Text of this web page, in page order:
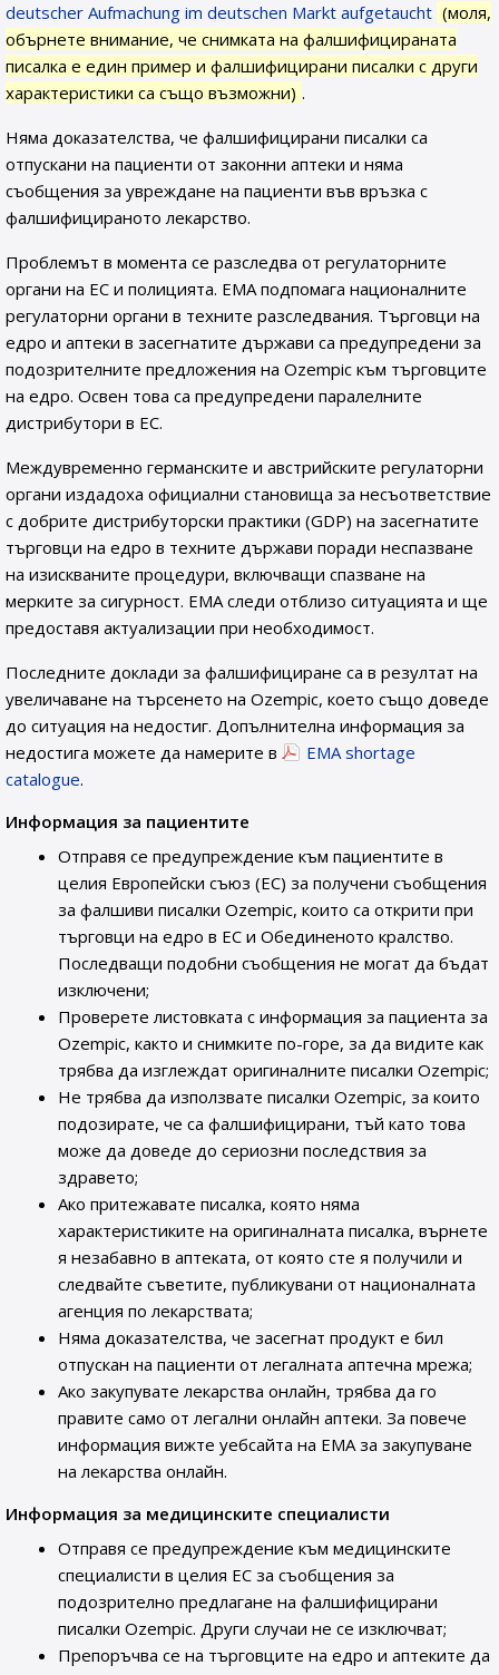
deutscher Aufmachung im deutschen Markt aufgetaucht (моля,
обърнете внимание, че снимката на фалшифицираната
писалка е един пример и фалшифицирани писалки с други
характеристики са също възможни) .
Няма доказателства, че фалшифицирани писалки са
отпускани на пациенти от законни аптеки и няма
съобщения за увреждане на пациенти във връзка с
фалшифицираното лекарство.
Проблемът в момента се разследва от регулаторните
органи на ЕС и полицията. EMA подпомага националните
регулаторни органи в техните разследвания. Търговци на
едро и аптеки в засегнатите държави са предупредени за
подозрителните предложения на Ozempic към търговците
на едро. Освен това са предупредени паралелните
дистрибутори в ЕС.
Междувременно германските и австрийските регулаторни
органи издадоха официални становища за несъответствие
с добрите дистрибуторски практики (GDP) на засегнатите
търговци на едро в техните държави поради неспазване
на изискваните процедури, включващи спазване на
мерките за сигурност. EMA следи отблизо ситуацията и ще
предоставя актуализации при необходимост.
Последните доклади за фалшифициране са в резултат на
увеличаване на търсенето на Ozempic, което също доведе
до ситуация на недостиг. Допълнителна информация за
недостига можете да намерите в
EMA shortage
catalogue.
Информация за пациентите
Отправя се предупреждение към пациентите в
целия Европейски съюз (ЕС) за получени съобщения
за фалшиви писалки Ozempic, които са открити при
търговци на едро в ЕС и Обединеното кралство.
Последващи подобни съобщения не могат да бъдат
изключени;
Проверете листовката с информация за пациента за
Ozempic, както и снимките по-горе, за да видите как
трябва да изглеждат оригиналните писалки Ozempic;
Не трябва да използвате писалки Ozempic, за които
подозирате, че са фалшифицирани, тъй като това
може да доведе до сериозни последствия за
здравето;
Ако притежавате писалка, която няма
характеристиките на оригиналната писалка, върнете
я незабавно в аптеката, от която сте я получили и
следвайте съветите, публикувани от националната
агенция по лекарствата;
Няма доказателства, че засегнат продукт е бил
отпускан на пациенти от легалната аптечна мрежа;
Ако закупувате лекарства онлайн, трябва да го
правите само от легални онлайн аптеки. За повече
информация вижте уебсайта на ЕМА за закупуване
на лекарства онлайн.
Информация за медицинските специалисти
Отправя се предупреждение към медицинските
специалисти в целия ЕС за съобщения за
подозрително предлагане на фалшифицирани
писалки Ozempic. Други случаи не се изключват;
Препоръчва се на търговците на едро и аптеките да